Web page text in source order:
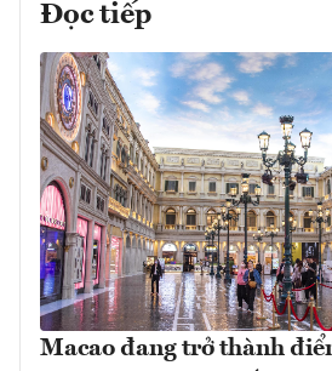
Đọc tiếp
Macao đang trở thành